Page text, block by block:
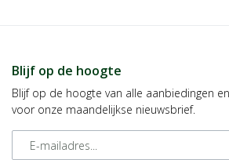
Blijf op de hoogte
Blijf op de hoogte van alle aanbiedingen
voor onze maandelijkse nieuwsbrief.
E-mailadres